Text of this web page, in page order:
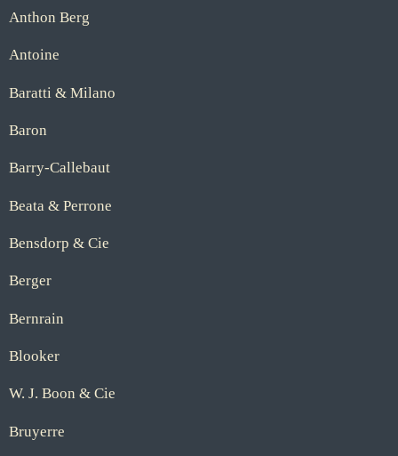
Anthon Berg
Antoine
Baratti & Milano
Baron
Barry-Callebaut
Beata & Perrone
Bensdorp & Cie
Berger
Bernrain
Blooker
W. J. Boon & Cie
Bruyerre